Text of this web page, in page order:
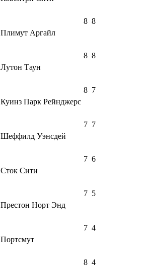
Плимут Аргайл
8 8
Лутон Таун
8 8
Куинз Парк Рейнджерс
8 7
Шеффилд Уэнсдей
7 7
Сток Сити
7 6
Престон Норт Энд
7 5
Портсмут
7 4
8 4